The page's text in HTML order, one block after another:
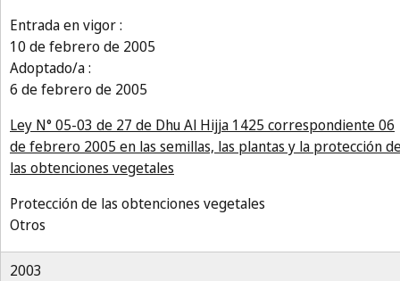
Entrada en vigor :
10 de febrero de 2005
Adoptado/a :
6 de febrero de 2005
Ley N° 05-03 de 27 de Dhu Al Hijja 1425 correspondiente 06
de febrero 2005 en las semillas, las plantas y la protección
las obtenciones vegetales
Protección de las obtenciones vegetales
Otros
2003